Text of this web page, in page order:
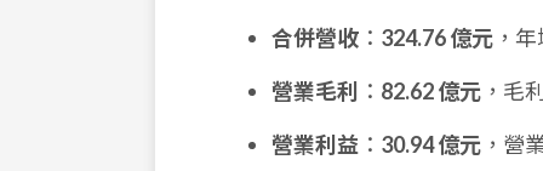
合併營收 ： 324.76 億元 ，
營業毛利
： 82.62 億元 ，毛
營業利益 ： 30.94 億元 ，營